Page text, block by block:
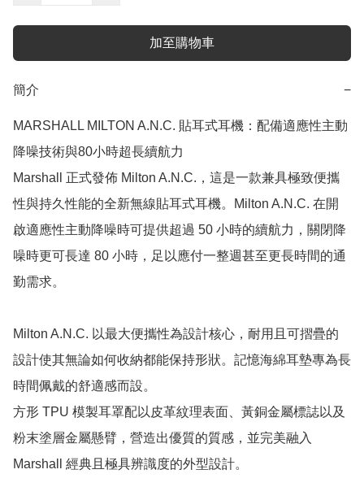
加至購物車
簡介 −
MARSHALL MILTON A.N.C. 貼耳式耳機：配備適應性主動
降噪技術與80小時超長續航力
Marshall 正式發佈 Milton A.N.C.，這是一款兼具極致便攜
性與持久性能的全新無線貼耳式耳機。Milton A.N.C. 在開
啟適應性主動降噪時可提供超過 50 小時的續航力，關閉降
噪時更可長達 80 小時，足以應付一整週甚至更長時間的通
勤需求。
Milton A.N.C. 以最大便攜性為設計核心，耐用且可摺疊的
設計使其無論如何收納都能保持形狀。記憶海綿耳墊專為長
時間佩戴的舒適感而設。
方形 TPU 模製耳罩配以皮革紋理表面、黃銅金屬標誌以及
粉末塗層金屬懸臂，營造出優質的質感，並完美融入
Marshall 經典且極具辨識度的外型設計。